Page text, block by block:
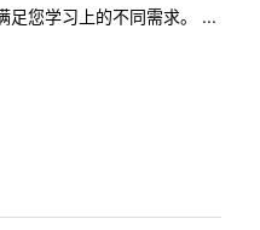
足您学习上的不同需求。 ...